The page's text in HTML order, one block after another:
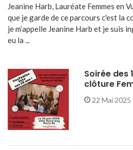
Jeanine Harb, Lauréate Femmes en
que je garde de ce parcours c'est la
je m’appelle Jeanine Harb et je suis
eu la ...
Soirée des
clôture
22 Mai 2025